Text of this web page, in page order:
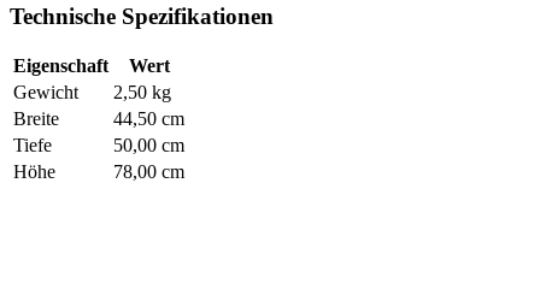
Technische Spezifikationen
Eigenschaft
Wert
Gewicht
2,50 kg
Breite
44,50 cm
Tiefe
50,00 cm
Höhe
78,00 cm